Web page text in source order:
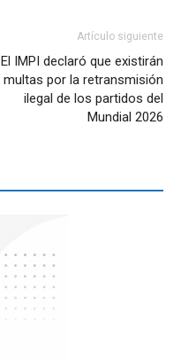
Artículo siguiente
El IMPI declaró que existirán
multas por la retransmisión
ilegal de los partidos del
Mundial 2026